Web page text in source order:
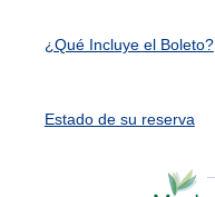
¿Qué Incluye el Boleto?
Estado de su reserva